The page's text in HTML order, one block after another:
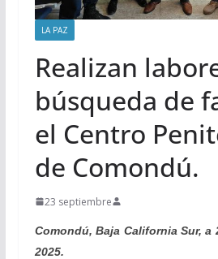
LA PAZ
Realizan
búsqueda de
el Centro
de Comondú.
23 septiembre
Comondú, Baja California Sur, a
2025.